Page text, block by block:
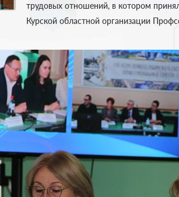
трудовых отношений, в котором
Курской областной организации